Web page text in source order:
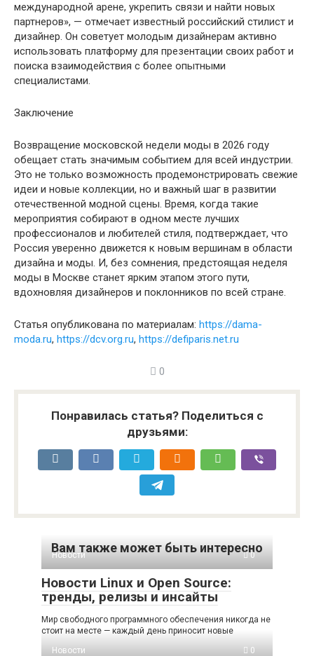
международной арене, укрепить связи и найти новых
партнеров», — отмечает известный российский стилист и
дизайнер. Он советует молодым дизайнерам активно
использовать платформу для презентации своих работ и
поиска взаимодействия с более опытными
специалистами.
Заключение
Возвращение московской недели моды в 2026 году
обещает стать значимым событием для всей индустрии.
Это не только возможность продемонстрировать свежие
идеи и новые коллекции, но и важный шаг в развитии
отечественной модной сцены. Время, когда такие
мероприятия собирают в одном месте лучших
профессионалов и любителей стиля, подтверждает, что
Россия уверенно движется к новым вершинам в области
дизайна и моды. И, без сомнения, предстоящая неделя
моды в Москве станет ярким этапом этого пути,
вдохновляя дизайнеров и поклонников по всей стране.
Статья опубликована по материалам: https://dama-
moda.ru, https://dcv.org.ru, https://defiparis.net.ru
0
Понравилась статья? Поделиться с
друзьями:
Вам также может быть интересно
Новости 0
Новости Linux и Open Source:
тренды, релизы и инсайты
Мир свободного программного обеспечения никогда не
стоит на месте — каждый день приносит новые
Новости
0